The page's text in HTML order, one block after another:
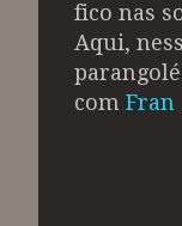
fico nas
Aqui,
com Fran